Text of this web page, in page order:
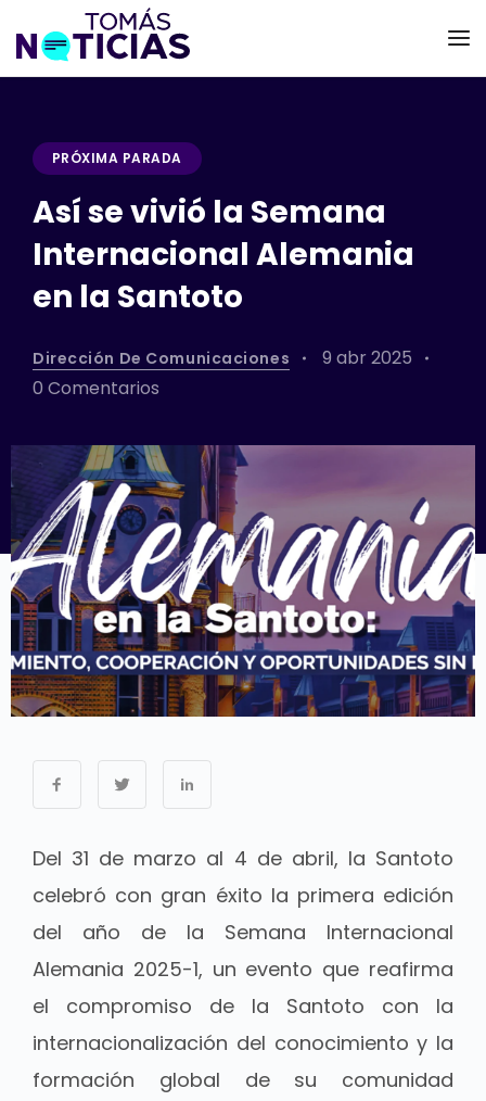
PRÓXIMA PARADA
Así se vivió la Semana
Internacional Alemania
en la Santoto
Dirección De Comunicaciones
9 abr 2025
0 Comentarios
Del 31 de marzo al 4 de abril, la Santoto
celebró con gran éxito la primera edición
del año de la Semana Internacional
Alemania 2025-1, un evento que reafirma
el compromiso de la Santoto con la
internacionalización del conocimiento y la
formación global de su comunidad